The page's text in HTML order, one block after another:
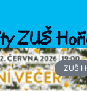
ZUŠ
ZUŠ